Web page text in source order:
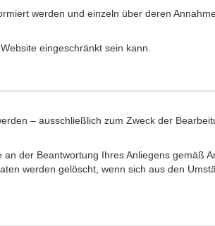
werden und einzeln über deren
eingeschränkt sein kann.
– ausschließlich zum Zweck der
der Beantwortung Ihres Anliegens gemäß
werden gelöscht, wenn sich aus den